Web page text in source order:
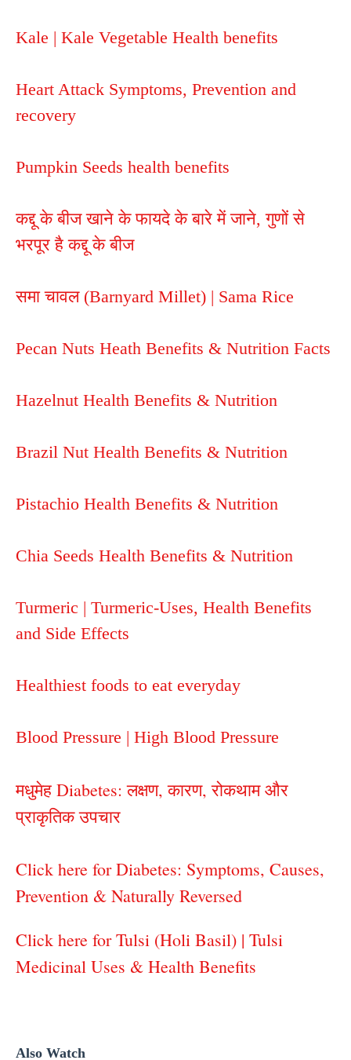
Kale | Kale Vegetable Health benefits
Heart Attack Symptoms, Prevention and
recovery
Pumpkin Seeds health benefits
कद्दू के बीज खाने के फायदे के बारे में जाने, गुणों से
भरपूर है कद्दू के बीज
समा चावल (Barnyard Millet) | Sama Rice
Pecan Nuts Heath Benefits & Nutrition Facts
Hazelnut Health Benefits & Nutrition
Brazil Nut Health Benefits & Nutrition
Pistachio Health Benefits & Nutrition
Chia Seeds Health Benefits & Nutrition
Turmeric | Turmeric-Uses, Health Benefits
and Side Effects
Healthiest foods to eat everyday
Blood Pressure | High Blood Pressure
मधुमेह Diabetes: लक्षण, कारण, रोकथाम और
प्राकृतिक उपचार
Click here for Diabetes: Symptoms, Causes,
Prevention & Naturally Reversed
Click here for Tulsi (Holi Basil) | Tulsi
Medicinal Uses & Health Benefits
Also Watch